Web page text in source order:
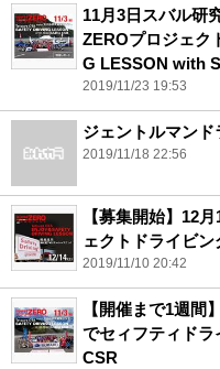
11月3日スバル研
ZEROプロジェク
G LESSON with
2019/11/23 19:53
ジェントルマンド
2019/11/18 22:56
【募集開始】12
ェクトドライビ
2019/11/10 20:42
【開催まで1週間
でセィフティド
CSR